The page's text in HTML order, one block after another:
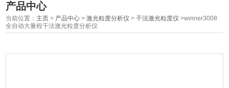
产品中心
当前位置： 主页 > 产品中心 >激光粒度分析仪 >干法激光粒度仪 >winner3008
全自动大量程干法激光粒度分析仪